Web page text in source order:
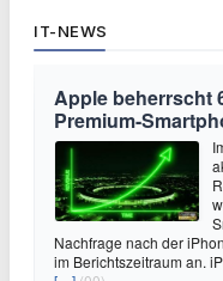
IT-NEWS
Apple beherrscht
Premium-
Nachfrage nach der
im Berichtszeitraum an.